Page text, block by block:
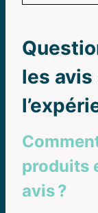
les
produits
avis ?